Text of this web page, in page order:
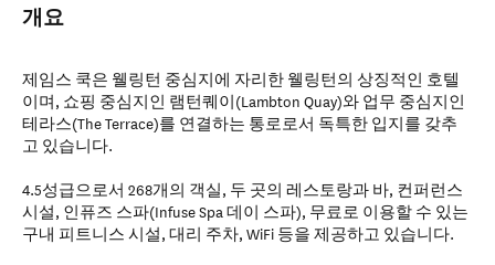
개요
제임스 쿡은 웰링턴 중심지에 자리한 웰링턴의 상징적인 호텔
이며, 쇼핑 중심지인 램턴퀘이(Lambton Quay)와 업무 중심지인
테라스(The Terrace)를 연결하는 통로로서 독특한 입지를 갖추
고 있습니다.
4.5성급으로서 268개의 객실, 두 곳의 레스토랑과 바, 컨퍼런스
시설, 인퓨즈 스파(Infuse Spa 데이 스파), 무료로 이용할 수 있는
구내 피트니스 시설, 대리 주차, WiFi 등을 제공하고 있습니다.